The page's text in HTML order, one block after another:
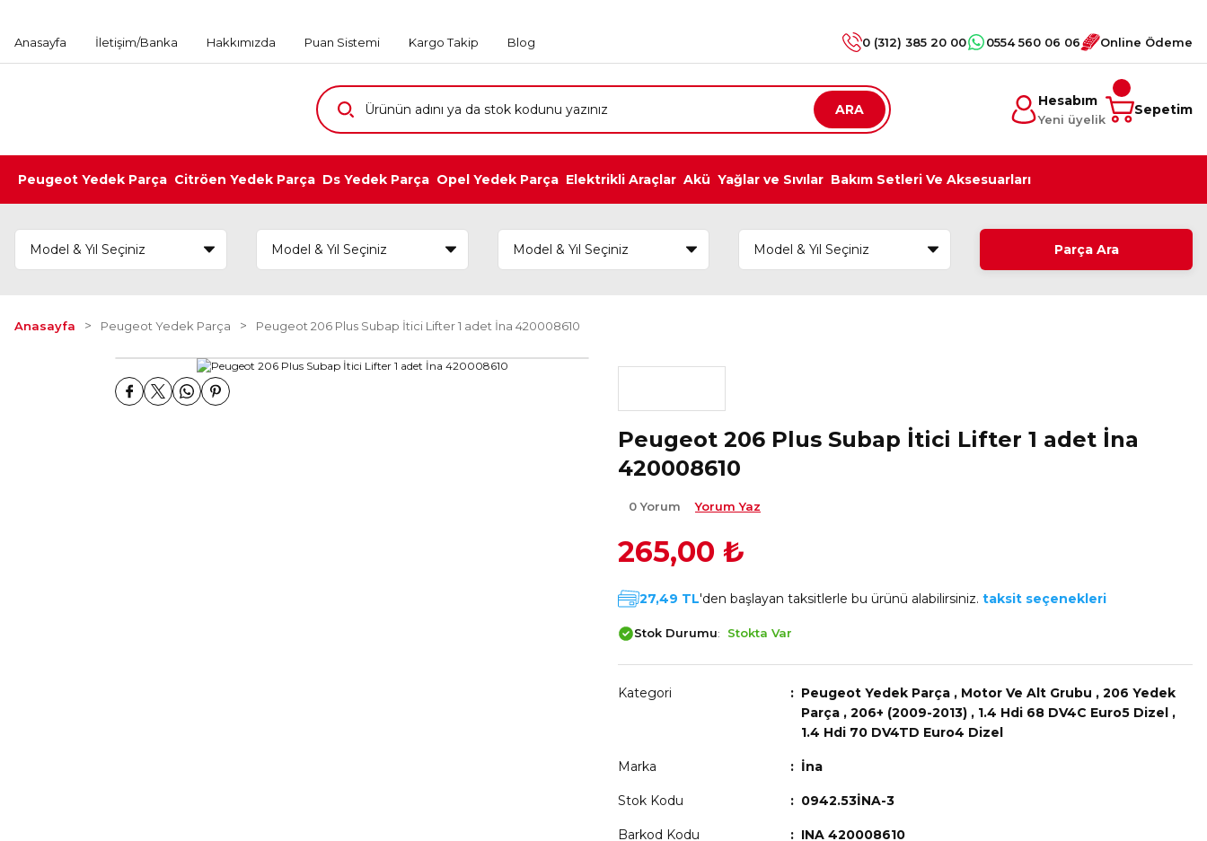
Anasayfa İletişim/Banka Hakkımızda Puan Sistemi Kargo Takip Blog 0 (312) 385 20 00 0554 560 06 06 Online Ödeme
ARA
Hesabım
Yeni üyelik
Sepetim
Peugeot Yedek Parça Citröen Yedek Parça Ds Yedek Parça Opel Yedek Parça Elektrikli Araçlar Akü Yağlar ve Sıvılar Bakım Setleri Ve Aksesuarları
Parça Ara
Anasayfa Peugeot Yedek Parça Peugeot 206 Plus Subap İtici Lifter 1 adet İna 420008610
Peugeot 206 Plus Subap İtici Lifter 1 adet İna
420008610
0 Yorum Yorum Yaz
265,00 ₺
27,49 TL'den başlayan taksitlerle bu ürünü alabilirsiniz. taksit seçenekleri
Stok Durumu Stokta Var
Kategori Peugeot Yedek Parça , Motor Ve Alt Grubu , 206 Yedek
Parça , 206+ (2009-2013) , 1.4 Hdi 68 DV4C Euro5 Dizel ,
1.4 Hdi 70 DV4TD Euro4 Dizel
Marka İna
Stok Kodu 0942.53İNA-3
Barkod Kodu INA 420008610